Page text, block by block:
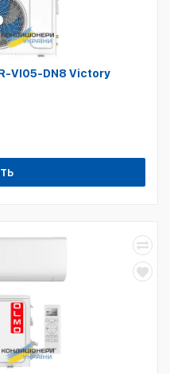
VI05-DN8 Victory